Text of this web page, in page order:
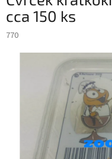
cca 150 ks
770